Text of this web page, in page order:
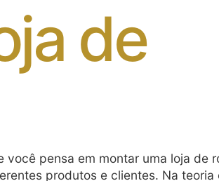
de
pensa em montar uma loja de
produtos e clientes. Na teoria